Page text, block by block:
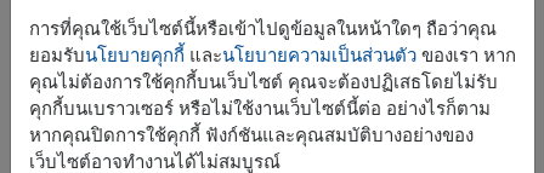
ของขวัญให้
ผู้ใหญ่
แสดงถึงความเคารพและความ
กตัญญู
เทศกาลปีใหม่/
ตรุษจีน
สื่อถึงความเจริญรุ่งเรืองและความ
สุข
การที่คุณใช้เว็บไซต์นี้หรือเข้าไปดูข้อมูลในหน้าใดๆ ถือว่าคุณ
ยอมรับนโยบายคุกกี้ และนโยบายความเป็นส่วนตัวของเรา หาก
คุณไม่ต้องการใช้คุกกี้บนเว็บไซต์ คุณจะต้องปฏิเสธโดยไม่รับ
คุกกี้บนเบราวเซอร์ หรือไม่ใช้งานเว็บไซต์นี้ต่อ อย่างไรก็ตาม
หากคุณปิดการใช้คุกกี้ ฟังก์ชันและคุณสมบัติบางอย่างของ
เว็บไซต์อาจทำงานได้ไม่สมบูรณ์